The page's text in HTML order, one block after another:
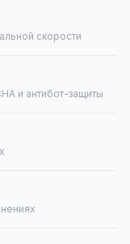
скорости
и антибот-защиты